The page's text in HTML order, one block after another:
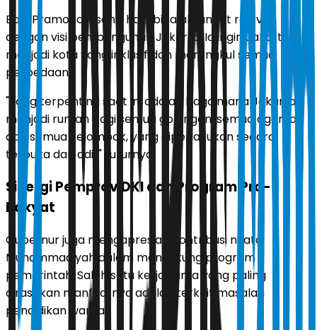
Bagi Pramono, esensi halalbihalal sangat relevan
dengan visi pembangunan Jakarta. Ia ingin Jakarta
menjadi kota yang inklusif dan merangkul semua
perbedaan.
"Yang terpenting saat ini adalah bagaimana Jakarta
menjadi rumah bagi semua golongan, semua agama,
dan semua kelompok, yang diperlakukan secara
terbuka dan adil," tuturnya.
Sinergi Pemprov DKI dan Program Pro-
Rakyat
Gubernur juga mengapresiasi kontribusi nyata
Muhammadiyah dalam mendukung program
pemerintah. Salah satu kerja sama yang paling
dirasakan manfaatnya adalah terkait masalah
pendidikan warga.